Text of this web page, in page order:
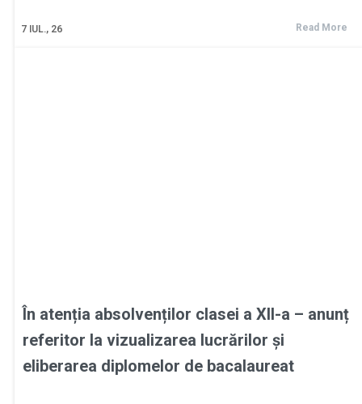
7 IUL., 26 Read More
În atenția absolvenților clasei a XII-a – anunț
referitor la vizualizarea lucrărilor și
eliberarea diplomelor de bacalaureat